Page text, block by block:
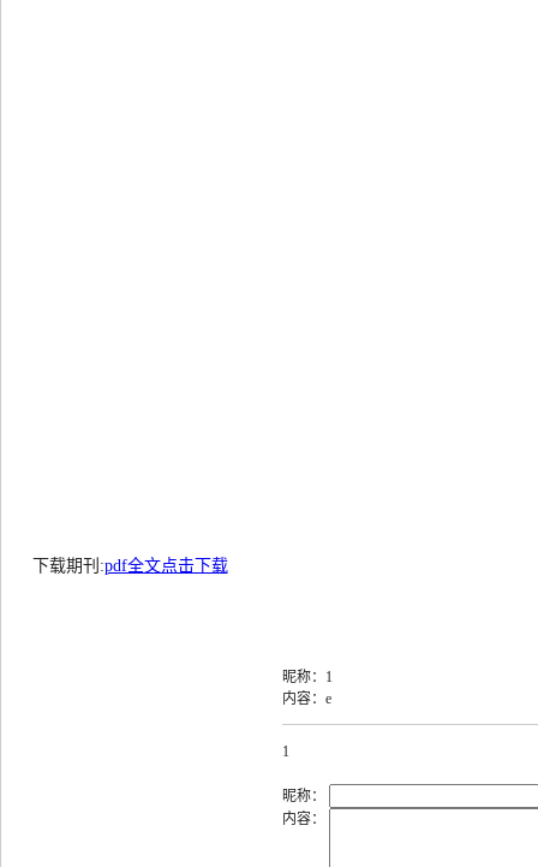
下载期刊:pdf全文点击下载
昵称：1
内容：e
1
昵称：
内容：